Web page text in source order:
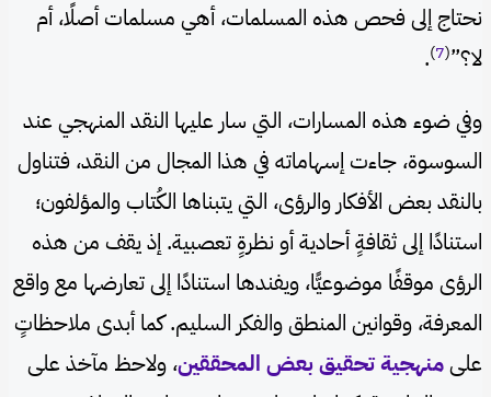
نحتاج إلى فحص هذه المسلمات، أهي مسلمات أصلًا، أم
لا؟”(
7
)
.
وفي ضوء هذه المسارات، التي سار عليها النقد المنهجي عند
السوسوة، جاءت إسهاماته في هذا المجال من النقد، فتناول
بالنقد بعض الأفكار والرؤى، التي يتبناها الكُتاب والمؤلفون؛
استنادًا إلى ثقافةٍ أحادية أو نظرةٍ تعصبية. إذ يقف من هذه
الرؤى موقفًا موضوعيًّا، ويفندها استنادًا إلى تعارضها مع واقع
المعرفة، وقوانين المنطق والفكر السليم. كما أبدى ملاحظاتٍ
علىمنهجية تحقيق بعض المحققين، ولاحظ مآخذ على